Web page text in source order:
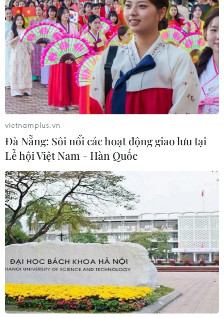
vietnamplus.vn
Đà Nẵng: Sôi nổi các hoạt động giao lưu tại
Lễ hội Việt Nam - Hàn Quốc